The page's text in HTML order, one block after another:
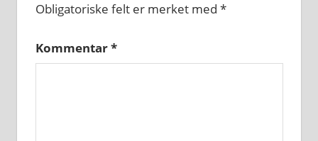
Obligatoriske felt er merket med *
Kommentar*